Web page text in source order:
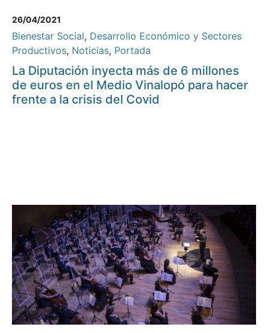
26/04/2021
Bienestar Social, Desarrollo Económico y Sectores
Productivos, Noticias, Portada
La Diputación inyecta más de 6 millones
de euros en el Medio Vinalopó para hacer
frente a la crisis del Covid